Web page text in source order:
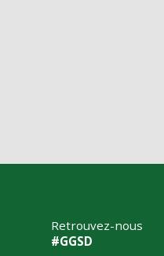
Retrouvez-nous
#GGSD